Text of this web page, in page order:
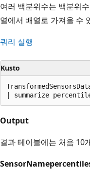
여러 백분위수는 백분위수
열에서 배열로 가져올 수
쿼리 실행
Kusto
Output
결과 테이블에는 처음 10
SensorName